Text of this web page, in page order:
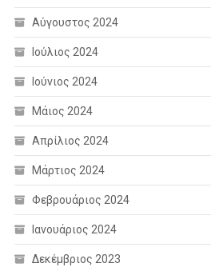
Αύγουστος 2024
Ιούλιος 2024
Ιούνιος 2024
Μάιος 2024
Απρίλιος 2024
Μάρτιος 2024
Φεβρουάριος 2024
Ιανουάριος 2024
Δεκέμβριος 2023